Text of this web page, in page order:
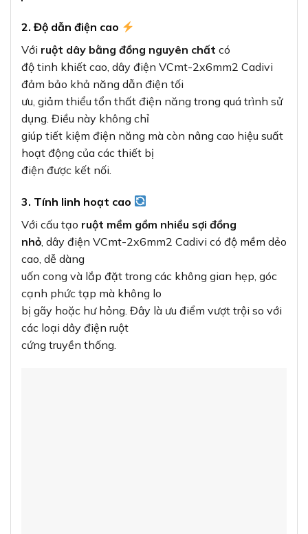
2. Độ dẫn điện cao
Với ruột dây bằng đồng nguyên chất có
độ tinh khiết cao, dây điện VCmt-2x6mm2 Cadivi
đảm bảo khả năng dẫn điện tối
ưu, giảm thiểu tổn thất điện năng trong quá trình sử
dụng. Điều này không chỉ
giúp tiết kiệm điện năng mà còn nâng cao hiệu suất
hoạt động của các thiết bị
điện được kết nối.
3. Tính linh hoạt cao
Với cấu tạo ruột mềm gồm nhiều sợi đồng
nhỏ , dây điện VCmt-2x6mm2 Cadivi có độ mềm dẻo
cao, dễ dàng
uốn cong và lắp đặt trong các không gian hẹp, góc
cạnh phức tạp mà không lo
bị gãy hoặc hư hỏng. Đây là ưu điểm vượt trội so với
các loại dây điện ruột
cứng truyền thống.